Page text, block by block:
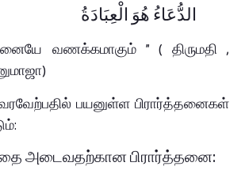
الدُّعَاءُ هُوَ الْعِبَادَةُ
வணக்கமாகும் ” ( திருமதி ,
பயனுள்ள பிரார்த்தனைகள்
அடைவதற்கான பிரார்த்தனை: